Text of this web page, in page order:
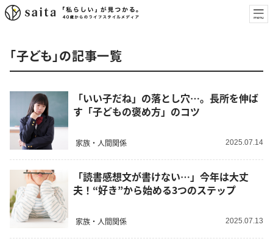
「子ども」の記事一覧
「いい子だね」の落とし穴…。長所を伸ば
す「子どもの褒め方」のコツ
家族・人間関係 2025.07.14
「読書感想文が書けない…」今年は大丈
夫！“好き”から始める3つのステップ
家族・人間関係 2025.07.13